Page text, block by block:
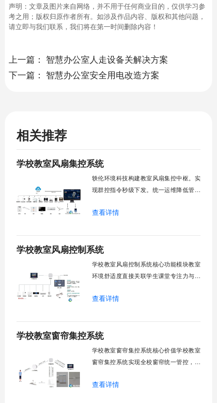
声明：文章及图片来自网络，并不用于任何商业目的，仅供学习参
考之用；版权归原作者所有。如涉及作品内容、版权和其他问题，
请立即与我们联系，我们将在第一时间删除内容！
上一篇： 智慧办公室人走设备关解决方案
下一篇： 智慧办公室安全用电改造方案
相关推荐
学校教室风扇集控系统
轶伦环境科技构建教室风扇集控中枢。实
现群控指令秒级下发。统一运维降低管理
巡检盲区。保障教学环境温湿度适宜。数
块清单：远程集中控制。智能定时调度。
环境自适应调节。能耗监测统计。故障预
查看详情
学校教室风扇控制系统
学校教室风扇控制系统核心功能模块教室
环境舒适度直接关联学生课堂专注力与学
领域，打造教室风扇控制系统，实现温度
分组联动、安全防护六大模块一体化运
行，为学校提供精细化风扇管理方案。
查看详情
学校教室窗帘集控系统
学校教室窗帘集控系统核心价值学校教室
窗帘集控系统实现全校窗帘统一管控，提
能化改造后，一键完成全校窗帘开合，节
查看详情